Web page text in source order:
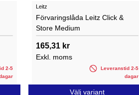
2-5
Leitz
Förvaringslåda Leitz Click &
Store Medium
165,31 kr
Exkl. moms
Leveranstid 2-5
dagar
Välj variant